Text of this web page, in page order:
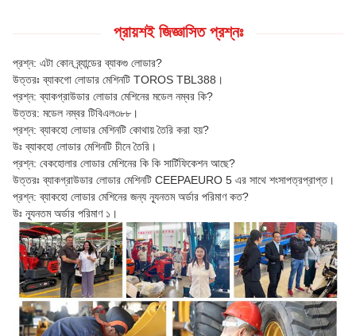
প্রায়শই জিজ্ঞাসিত প্রশ্নঃ
প্রশ্ন: এটা কোন ব্র্যান্ডের ব্যাকগু লোডার?
উত্তরঃ ব্যাকগো লোডার মেশিনটি TOROS TBL388।
প্রশ্ন: ব্যাকগ্রাউডার লোডার মেশিনের মডেল নম্বর কি?
উত্তর: মডেল নম্বর টিবিএল৩৮৮।
প্রশ্ন: ব্যাকহো লোডার মেশিনটি কোথায় তৈরি করা হয়?
উঃ ব্যাকহো লোডার মেশিনটি চীনে তৈরি।
প্রশ্ন: বেকহোলার লোডার মেশিনের কি কি সার্টিফিকেশন আছে?
উত্তরঃ ব্যাকগ্রাউডার লোডার মেশিনটি CEEPAEURO 5 এর সাথে শংসাপত্রপ্রাপ্ত।
প্রশ্ন: ব্যাকহো লোডার মেশিনের জন্য ন্যূনতম অর্ডার পরিমাণ কত?
উঃ ন্যূনতম অর্ডার পরিমাণ ১।